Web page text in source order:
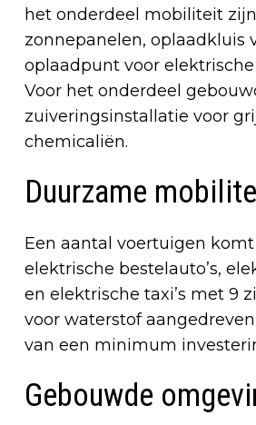
het onderdeel mobiliteit
zonnepanelen, oplaadkluis
oplaadpunt voor
Voor het onderdeel
zuiveringsinstallatie voor
chemicaliën.
Duurzame
Een aantal voertuigen
elektrische bestelauto’s,
en elektrische taxi’s met 9
voor waterstof
van een minimum
Gebouwde